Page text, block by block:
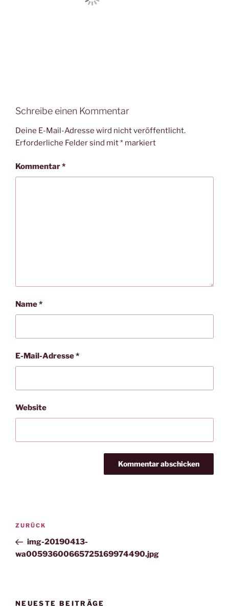
Schreibe einen Kommentar
Deine E-Mail-Adresse wird nicht veröffentlicht.
Erforderliche Felder sind mit* markiert
Kommentar*
Name*
E-Mail-Adresse*
Website
Beitragsnavigation
Vorheriger
Beitrag
ZURÜCK
img-20190413-
wa00593600665725169974490.jpg
NEUESTE BEITRÄGE